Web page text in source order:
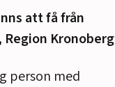
att få från
Kronoberg
person med